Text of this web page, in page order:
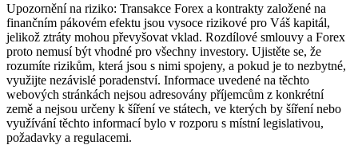
Upozornění na riziko: Transakce Forex a kontrakty založené na
finančním pákovém efektu jsou vysoce rizikové pro Váš kapitál,
jelikož ztráty mohou převyšovat vklad. Rozdílové smlouvy a Forex
proto nemusí být vhodné pro všechny investory. Ujistěte se, že
rozumíte rizikům, která jsou s nimi spojeny, a pokud je to nezbytné,
využijte nezávislé poradenství. Informace uvedené na těchto
webových stránkách nejsou adresovány příjemcům z konkrétní
země a nejsou určeny k šíření ve státech, ve kterých by šíření nebo
využívání těchto informací bylo v rozporu s místní legislativou,
požadavky a regulacemi.